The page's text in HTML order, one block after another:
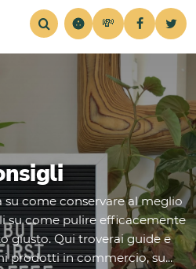
Notizie Consigli
💸
come conservare al meglio
su come pulire efficacemente
giusto. Qui troverai guide e
prodotti in commercio, su...